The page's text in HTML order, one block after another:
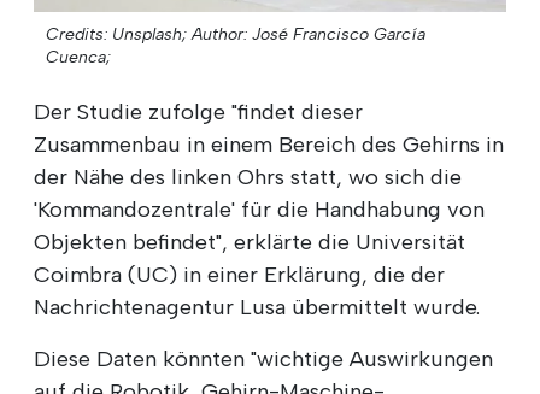
Credits: Unsplash; Author: José Francisco García
Cuenca;
Der Studie zufolge "findet dieser
Zusammenbau in einem Bereich des Gehirns in
der Nähe des linken Ohrs statt, wo sich die
'Kommandozentrale' für die Handhabung von
Objekten befindet", erklärte die Universität
Coimbra (UC) in einer Erklärung, die der
Nachrichtenagentur Lusa übermittelt wurde.
Diese Daten könnten "wichtige Auswirkungen